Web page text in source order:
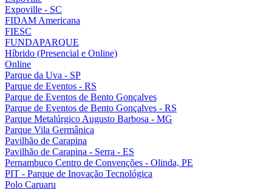
Expoville - SC
FIDAM Americana
FIESC
FUNDAPARQUE
Híbrido (Presencial e Online)
Online
Parque da Uva - SP
Parque de Eventos - RS
Parque de Eventos de Bento Gonçalves
Parque de Eventos de Bento Gonçalves - RS
Parque Metalúrgico Augusto Barbosa - MG
Parque Vila Germânica
Pavilhão de Carapina
Pavilhão de Carapina - Serra - ES
Pernambuco Centro de Convenções - Olinda, PE
PIT - Parque de Inovação Tecnológica
Polo Caruaru